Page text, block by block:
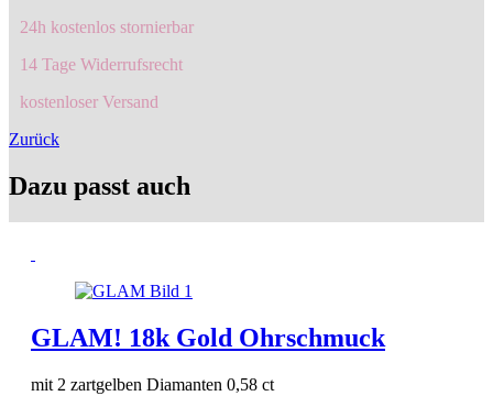
24h kostenlos stornierbar
14 Tage Widerrufsrecht
kostenloser Versand
Zurück
Dazu passt auch
GLAM! 18k Gold Ohrschmuck
mit 2 zartgelben Diamanten 0,58 ct